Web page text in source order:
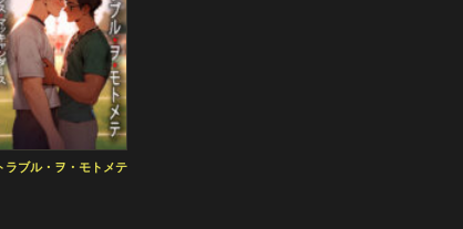
ラブル・ヲ・モトメテ